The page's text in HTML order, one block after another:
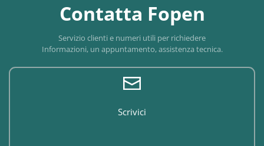
Contatta Fopen
Servizio clienti e numeri utili per richiedere
Informazioni, un appuntamento, assistenza tecnica.
Scrivici